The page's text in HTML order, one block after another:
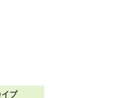
イブ